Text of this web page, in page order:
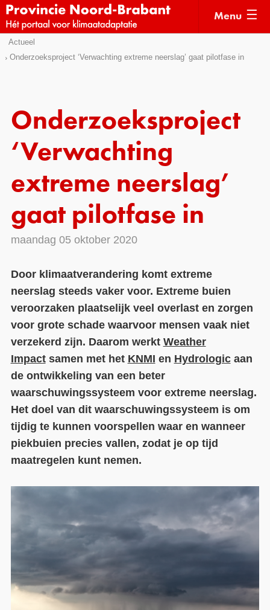
Sla
links
naar
het
menu
Direct
de
inhoud
Menu
Actueel
Onderzoeksproject ‘Verwachting extreme neerslag’ gaat pilotfase in
Onderzoeksproject
‘Verwachting
extreme neerslag’
gaat pilotfase in
maandag 05 oktober 2020
Door klimaatverandering komt extreme
neerslag steeds vaker voor. Extreme buien
veroorzaken plaatselijk veel overlast en zorgen
voor grote schade waarvoor mensen vaak niet
verzekerd zijn. Daarom werkt Weather
Impactsamen met het KNMI en Hydrologicaan
de ontwikkeling van een beter
waarschuwingssysteem voor extreme neerslag.
Het doel van dit waarschuwingssysteem is om
tijdig te kunnen voorspellen waar en wanneer
piekbuien precies vallen, zodat je op tijd
maatregelen kunt nemen.
Kennisdossiers
Hulpmiddelen
Monitoring
Contact
LIFE-IP Klimaatadaptatie
Weerbaar Dommelland